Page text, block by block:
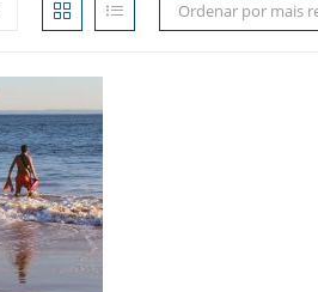
Ordenar por mais